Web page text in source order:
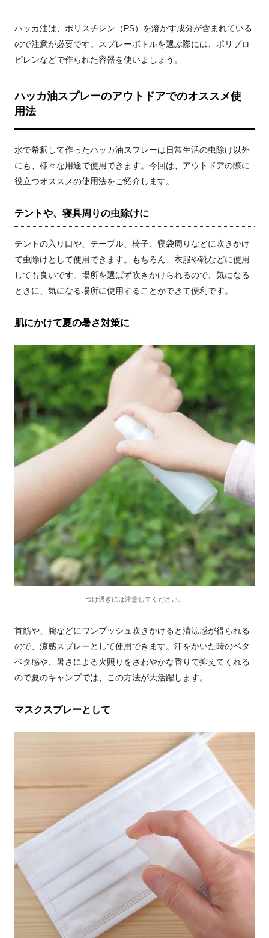
ハッカ油は、ポリスチレン（PS）を溶かす成分が含まれている
ので注意が必要です。スプレーボトルを選ぶ際には、ポリプロ
ピレンなどで作られた容器を使いましょう。
ハッカ油スプレーのアウトドアでのオススメ使
用法
水で希釈して作ったハッカ油スプレーは日常生活の虫除け以外
にも、様々な用途で使用できます。今回は、アウトドアの際に
役立つオススメの使用法をご紹介します。
テントや、寝具周りの虫除けに
テントの入り口や、テーブル、椅子、寝袋周りなどに吹きかけ
て虫除けとして使用できます。もちろん、衣服や靴などに使用
しても良いです。場所を選ばず吹きかけられるので、気になる
ときに、気になる場所に使用することができて便利です。
肌にかけて夏の暑さ対策に
つけ過ぎには注意してください。
首筋や、腕などにワンプッシュ吹きかけると清涼感が得られる
ので、涼感スプレーとして使用できます。汗をかいた時のベタ
ベタ感や、暑さによる火照りをさわやかな香りで抑えてくれる
ので夏のキャンプでは、この方法が大活躍します。
マスクスプレーとして